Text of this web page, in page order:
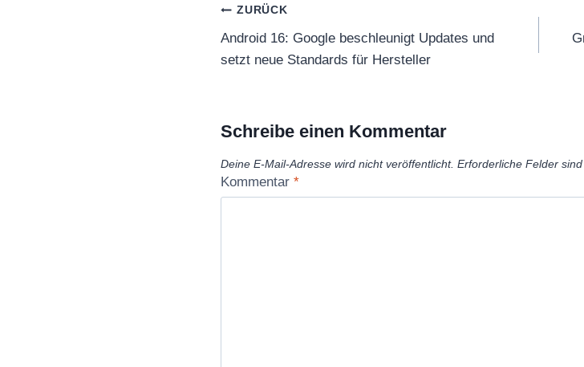
Beitragsnavigation
ZURÜCK
Android 16: Google beschleunigt Updates und
setzt neue Standards für Hersteller
Schreibe einen Kommentar
Deine E-Mail-Adresse wird nicht veröffentlicht. Erforderliche Felder
Kommentar *